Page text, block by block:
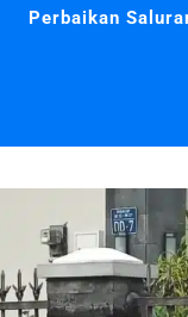
Perbaikan